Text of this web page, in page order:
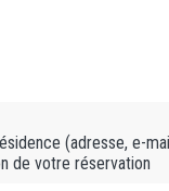
(adresse, e-
de votre réservation